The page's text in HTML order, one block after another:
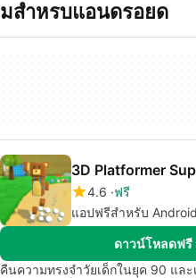
มสำหรบแอนดรอยด
3D Platformer
4.6 ฟรี
แอปฟรีสำหรับ
ดาวน์โหลดฟรี
คืนความทรงจำวัยเด็กในยุค 90 แล